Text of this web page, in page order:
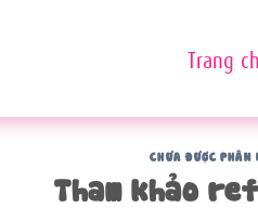
Trang
CHƯA ĐƯỢC PHÂN
Tham khảo